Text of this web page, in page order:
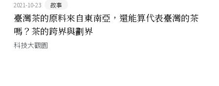
2021-10-23 故事
臺灣茶的原料來自東南亞，還能算代表臺灣的茶
嗎？茶的跨界與劃界
科技大觀園